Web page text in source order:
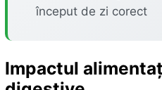
început de zi corect
Impactul